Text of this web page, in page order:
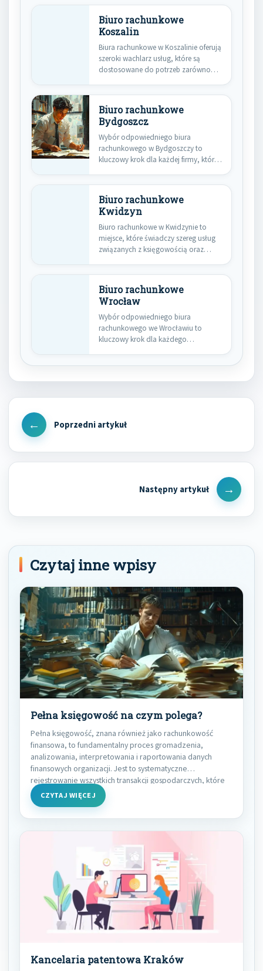
Biuro rachunkowe
Koszalin
Biura rachunkowe w Koszalinie oferują
szeroki wachlarz usług, które są
dostosowane do potrzeb zarówno
Biuro rachunkowe
Bydgoszcz
Wybór odpowiedniego biura
rachunkowego w Bydgoszczy to
kluczowy krok dla każdej firmy, która
Biuro rachunkowe
Kwidzyn
Biuro rachunkowe w Kwidzynie to
miejsce, które świadczy szereg usług
związanych z księgowością oraz
Biuro rachunkowe
Wrocław
Wybór odpowiedniego biura
rachunkowego we Wrocławiu to
kluczowy krok dla każdego
Nawigacja
wpisu
Previous
Next
Post
Czytaj inne wpisy
Pełna księgowość na czym polega?
Pełna księgowość, znana również jako rachunkowość
finansowa, to fundamentalny proces gromadzenia,
analizowania, interpretowania i raportowania danych
finansowych organizacji. Jest to systematyczne
rejestrowanie wszystkich transakcji gospodarczych, które
mają wpływ na majątek,
CZYTAJ WIĘCEJ
Kancelaria patentowa Kraków